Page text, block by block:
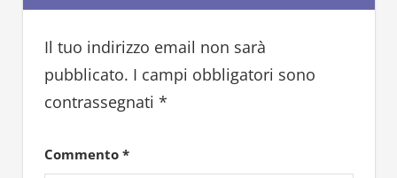
Il tuo indirizzo email non sarà
pubblicato. I campi obbligatori sono
contrassegnati *
Commento *